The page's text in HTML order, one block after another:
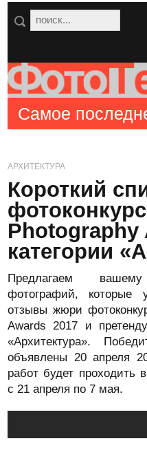
Самое
АРХИТЕКТУРА
Короткий
Photography
категории
Предлагаем
фотографий, которые
отзывы жюри
Awards 2017 и
«Архитектура».
объявлены 20 апреля
работ будет проходить
с 21 апреля по 7 мая.